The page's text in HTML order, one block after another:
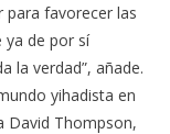
favorecer las
ya de por sí
la verdad”, añade.
yihadista en
David Thompson,